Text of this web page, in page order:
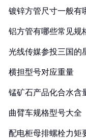
镀锌方管尺寸一般有
铝方管有哪些常见规
光线传媒参投三国的
横担型号对应重量
锰矿石产品化合水含
曲臂车规格型号大全
配电柜母排螺栓力矩